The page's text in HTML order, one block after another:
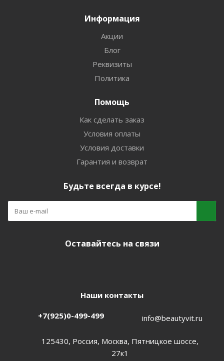
Информация
Акции
Блог
Реквизиты
Политика
Помощь
Как сделать заказ
Условия оплаты
Условия доставки
Гарантия и возврат
Будьте всегда в курсе!
Оставайтесь на связи
Наши контакты
+7(925)0-499-499 info@beautyvit.ru
125430, Россия, Москва, Пятницкое шоссе,
27к1